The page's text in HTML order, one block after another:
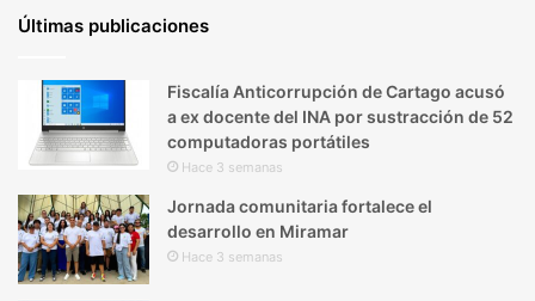
Últimas publicaciones
Fiscalía Anticorrupción de Cartago acusó
a ex docente del INA por sustracción de 52
computadoras portátiles
Hace 3 semanas
Jornada comunitaria fortalece el
desarrollo en Miramar
Hace 3 semanas